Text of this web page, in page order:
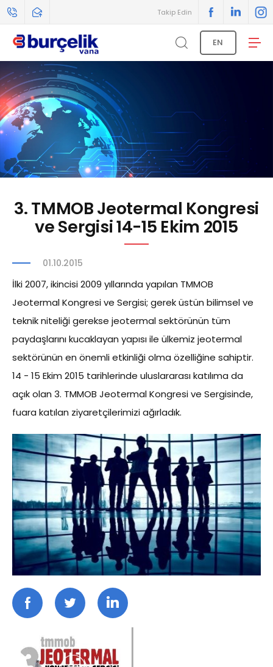
Takip Edin
EN
3. TMMOB Jeotermal Kongresi
ve Sergisi 14-15 Ekim 2015
01.10.2015
İlki 2007, ikincisi 2009 yıllarında yapılan TMMOB
Jeotermal Kongresi ve Sergisi; gerek üstün bilimsel ve
teknik niteliği gerekse jeotermal sektörünün tüm
paydaşlarını kucaklayan yapısı ile ülkemiz jeotermal
sektörünün en önemli etkinliği olma özelliğine sahiptir.
14 - 15 Ekim 2015 tarihlerinde uluslararası katılıma da
açık olan 3. TMMOB Jeotermal Kongresi ve Sergisinde,
fuara katılan ziyaretçilerimizi ağırladık.